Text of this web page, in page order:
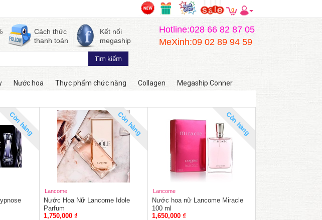
0
Cách thức
thanh toán
Kết nối
megaship
Hotline:028 66 82 87 05
MeXinh:09 02 89 94 59
Nước hoa Thực phẩm chức năng Collagen Megaship Conner
Còn hàng Còn hàng
Lancome
Nước Hoa Nữ Lancome Idole
Parfum
1,750,000 ₫
Còn hàng
Lancome
Nước hoa nữ Lancome Miracle
100 ml
1,650,000 ₫